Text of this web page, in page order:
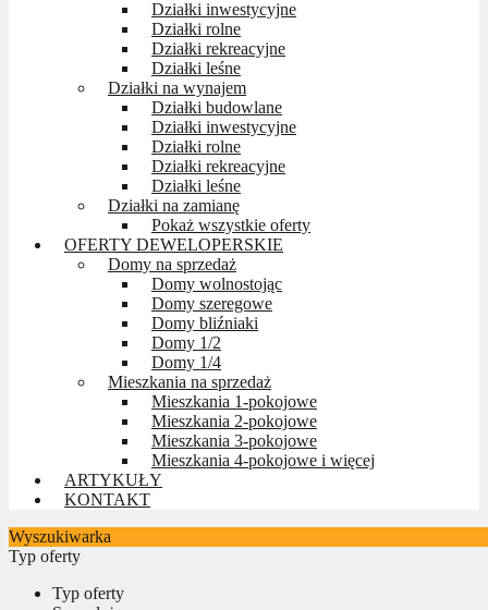
Działki inwestycyjne
Działki rolne
Działki rekreacyjne
Działki leśne
Działki na wynajem
Działki budowlane
Działki inwestycyjne
Działki rolne
Działki rekreacyjne
Działki leśne
Działki na zamianę
Pokaż wszystkie oferty
OFERTY DEWELOPERSKIE
Domy na sprzedaż
Domy wolnostojąc
Domy szeregowe
Domy bliźniaki
Domy 1/2
Domy 1/4
Mieszkania na sprzedaż
Mieszkania 1-pokojowe
Mieszkania 2-pokojowe
Mieszkania 3-pokojowe
Mieszkania 4-pokojowe i więcej
ARTYKUŁY
KONTAKT
Wyszukiwarka
Typ oferty
Typ oferty